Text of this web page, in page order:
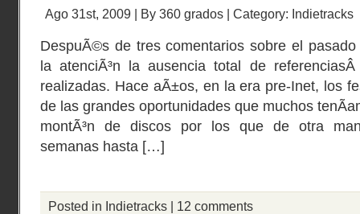
Ago 31st, 2009 | By 360 grados | Category: Indietracks
DespuÃ©s de tres comentarios sobre el
la atenciÃ³n la ausencia total de
realizadas. Hace aÃ±os, en la era pre-Inet, los
de las grandes oportunidades que muchos
montÃ³n de discos por los que de otra
semanas hasta […]
Posted in Indietracks | 12 comments